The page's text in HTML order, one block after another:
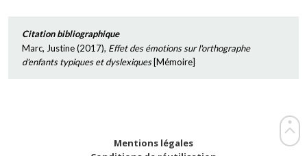
Citation bibliographique
Marc, Justine(2017), Effet des émotions sur l'orthographe
d'enfants typiques et dyslexiques[Mémoire]
Mentions légales